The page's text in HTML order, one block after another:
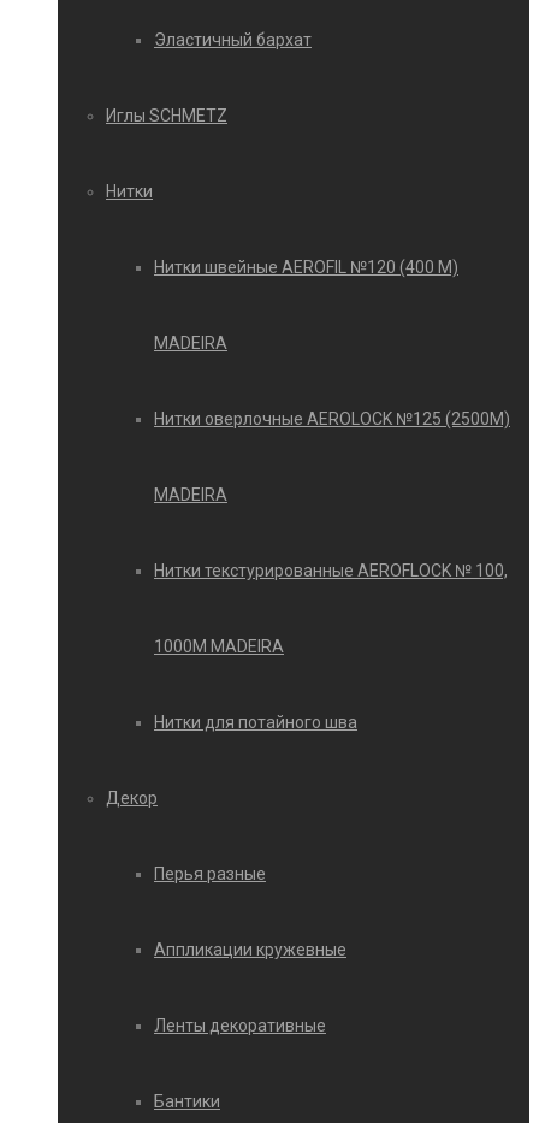
Эластичный бархат
Иглы SCHMETZ
Нитки
Нитки швейные AEROFIL №120 (400 М)
MADEIRA
Нитки оверлочные AEROLOCK №125 (2500М)
MADEIRA
Нитки текстурированные AEROFLOCK № 100,
1000М MADEIRA
Нитки для потайного шва
Декор
Перья разные
Аппликации кружевные
Ленты декоративные
Бантики